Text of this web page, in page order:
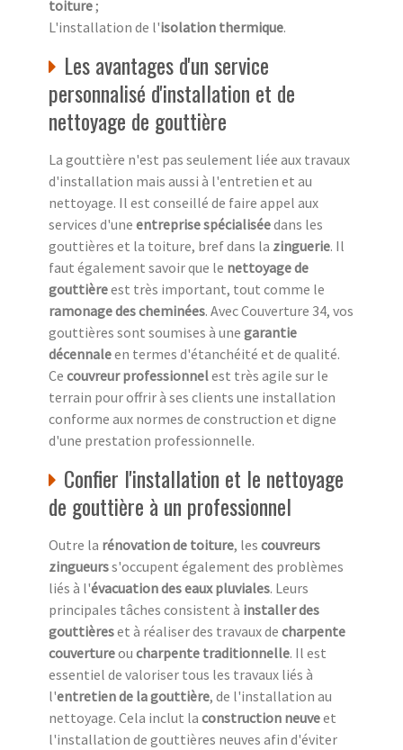
toiture;
L'installation de l'isolation thermique.
Les avantages d'un service
personnalisé d'installation et de
nettoyage de gouttière
La gouttière n'est pas seulement liée aux travaux
d'installation mais aussi à l'entretien et au
nettoyage. Il est conseillé de faire appel aux
services d'une entreprise spécialiséedans les
gouttières et la toiture, bref dans la zinguerie. Il
faut également savoir que le nettoyage de
gouttièreest très important, tout comme le
ramonage des cheminées. Avec Couverture 34, vos
gouttières sont soumises à une garantie
décennaleen termes d'étanchéité et de qualité.
Ce couvreur professionnelest très agile sur le
terrain pour offrir à ses clients une installation
conforme aux normes de construction et digne
d'une prestation professionnelle.
Confier l'installation et le nettoyage
de gouttière à un professionnel
Outre la rénovation de toiture, les couvreurs
zingueurss'occupent également des problèmes
liés à l'évacuation des eaux pluviales. Leurs
principales tâches consistent à installer des
gouttièreset à réaliser des travaux de charpente
couvertureou charpente traditionnelle. Il est
essentiel de valoriser tous les travaux liés à
l'entretien de la gouttière, de l'installation au
nettoyage. Cela inclut la construction neuveet
l'installation de gouttières neuves afin d'éviter